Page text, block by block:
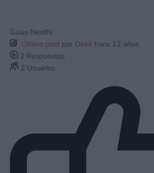
Guías NextN
Último post por Daxir hace 12 años
2 Respuestas
2 Usuarios